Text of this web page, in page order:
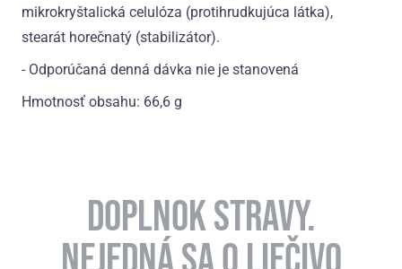
mikrokryštalická celulóza (protihrudkujúca látka),
stearát horečnatý (stabilizátor).
- Odporúčaná denná dávka nie je stanovená
Hmotnosť obsahu: 66,6 g
DOPLNOK STRAVY.
NEJEDNÁ SA O LIEČIVO